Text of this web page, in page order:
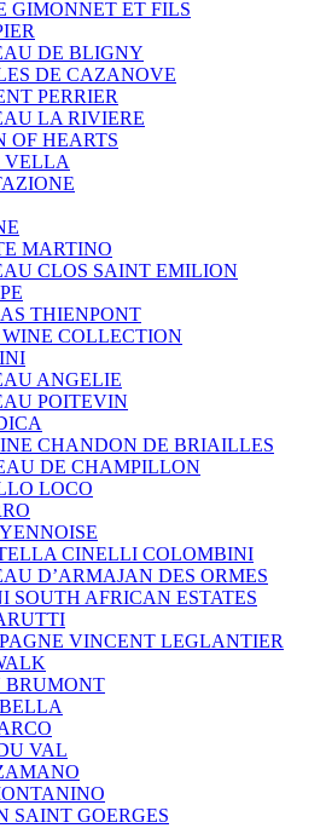
GIMONNET ET FILS
DE BLIGNY
DE CAZANOVE
PERRIER
LA RIVIERE
OF HEARTS
VELLA
MARTINO
CLOS SAINT EMILION
THIENPONT
COLLECTION
ANGELIE
POITEVIN
CHANDON DE BRIAILLES
DE CHAMPILLON
LOCO
CINELLI COLOMBINI
D’ARMAJAN DES ORMES
SOUTH AFRICAN ESTATES
VINCENT LEGLANTIER
VAL
SAINT GOERGES